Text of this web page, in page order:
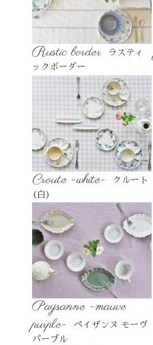
Rustic border
ラスティ
ックボーダー
Croute -white-
クルート
(白)
Paysanne -mauve
purple-
ペイザンヌ モーヴ
パープル